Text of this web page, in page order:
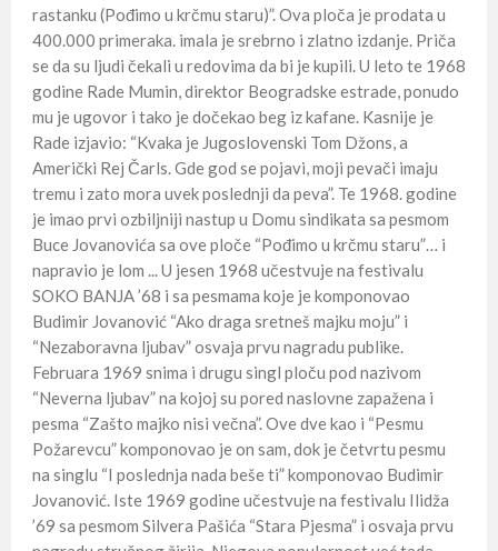
rastanku (Pođimo u krčmu staru)”. Ova ploča je prodata u
400.000 primeraka. imala je srebrno i zlatno izdanje. Priča
se da su ljudi čekali u redovima da bi je kupili. U leto te 1968
godine Rade Mumin, direktor Beogradske estrade, ponudo
mu je ugovor i tako je dočekao beg iz kafane. Kasnije je
Rade izjavio: “Kvaka je Jugoslovenski Tom Džons, a
Američki Rej Čarls. Gde god se pojavi, moji pevači imaju
tremu i zato mora uvek poslednji da peva”. Te 1968. godine
je imao prvi ozbiljniji nastup u Domu sindikata sa pesmom
Buce Jovanovića sa ove ploče “Pođimo u krčmu staru”… i
napravio je lom ... U jesen 1968 učestvuje na festivalu
SOKO BANJA ’68 i sa pesmama koje je komponovao
Budimir Jovanović “Ako draga sretneš majku moju” i
“Nezaboravna ljubav” osvaja prvu nagradu publike.
Februara 1969 snima i drugu singl ploču pod nazivom
“Neverna ljubav” na kojoj su pored naslovne zapažena i
pesma “Zašto majko nisi večna”. Ove dve kao i “Pesmu
Požarevcu” komponovao je on sam, dok je četvrtu pesmu
na singlu “I poslednja nada beše ti” komponovao Budimir
Jovanović. Iste 1969 godine učestvuje na festivalu Ilidža
’69 sa pesmom Silvera Pašića “Stara Pjesma” i osvaja prvu